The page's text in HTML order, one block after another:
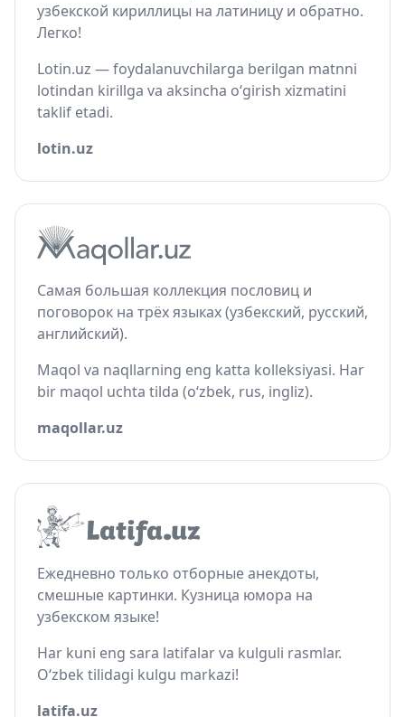
узбекской кириллицы на латиницу и обратно.
Легко!
Lotin.uz — foydalanuvchilarga berilgan matnni
lotindan kirillga va aksincha o‘girish xizmatini
taklif etadi.
lotin.uz
Самая большая коллекция пословиц и
поговорок на трёх языках (узбекский, русский,
английский).
Maqol va naqllarning eng katta kolleksiyasi. Har
bir maqol uchta tilda (o‘zbek, rus, ingliz).
maqollar.uz
Ежедневно только отборные анекдоты,
смешные картинки. Кузница юмора на
узбекском языке!
Har kuni eng sara latifalar va kulguli rasmlar.
O‘zbek tilidagi kulgu markazi!
latifa.uz